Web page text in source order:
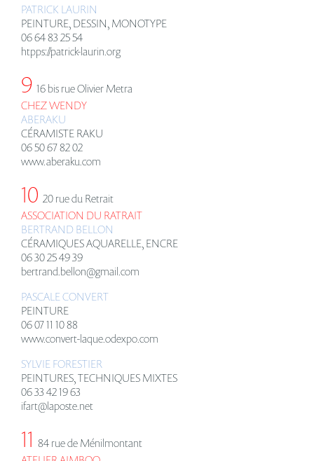
PATRICK LAURIN
PEINTURE, DESSIN, MONOTYPE
06 64 83 25 54
htpps://patrick-laurin.org
9 16 bis rue Olivier Metra
CHEZ WENDY
ABERAKU
CÉRAMISTE RAKU
06 50 67 82 02
www.aberaku.com
10 20 rue du Retrait
ASSOCIATION DU RATRAIT
BERTRAND BELLON
CÉRAMIQUES AQUARELLE, ENCRE
06 30 25 49 39
bertrand.bellon@gmail.com
PASCALE CONVERT
PEINTURE
06 07 11 10 88
www.convert-laque.odexpo.com
SYLVIE FORESTIER
PEINTURES, TECHNIQUES MIXTES
06 33 42 19 63
ifart@laposte.net
11 84 rue de Ménilmontant